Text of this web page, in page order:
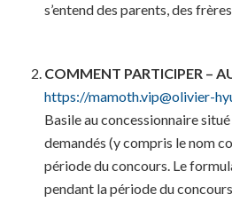
s’entend des parents, des
COMMENT PARTICIPER –
https://mamoth.vip@olivier-
Basile au concessionnaire
demandés (y compris le nom
période du concours. Le
pendant la période du